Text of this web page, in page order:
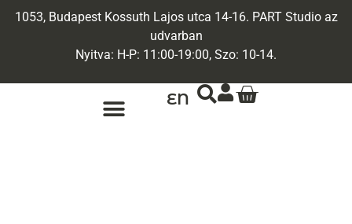
1053, Budapest Kossuth Lajos utca 14-16. PART Studio az
udvarban
Nyitva: H-P: 11:00-19:00, Szo: 10-14.
EN